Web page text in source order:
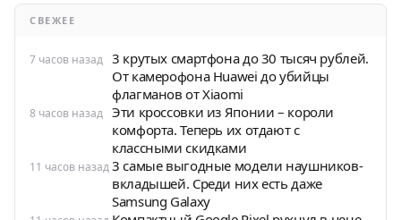
СВЕЖЕЕ
7 часов назад 3 крутых смартфона до 30 тысяч рублей.
От камерофона Huawei до убийцы
флагманов от Xiaomi
8 часов назад Эти кроссовки из Японии – короли
комфорта. Теперь их отдают с
классными скидками
11 часов назад3 самые выгодные модели наушников-
вкладышей. Среди них есть даже
Samsung Galaxy